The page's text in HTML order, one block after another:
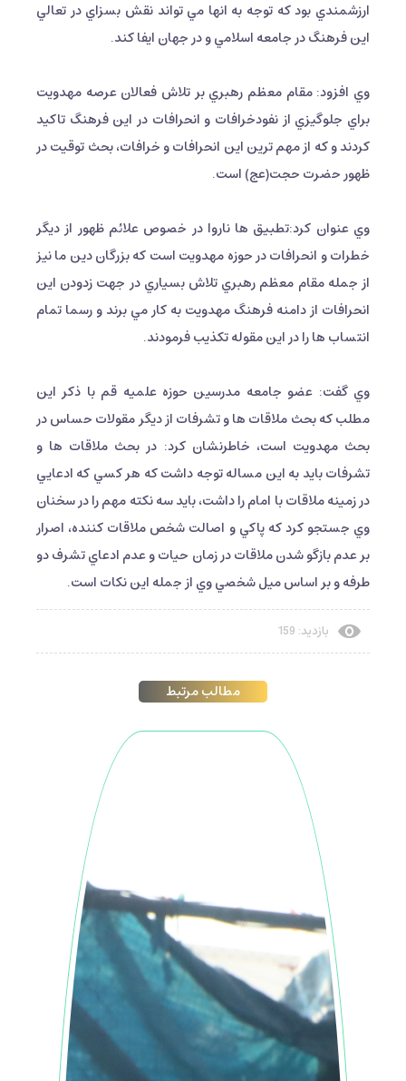
ارزشمندي بود كه توجه به انها مي تواند نقش بسزاي در تعالي
اين فرهنگ در جامعه اسلامي و در جهان ايفا كند.
وي افزود: مقام معظم رهبري بر تلاش فعالان عرصه مهدويت
براي جلوگيزي از نفودخرافات و انحرافات در اين فرهنگ تاكيد
كردند و كه از مهم ترين اين انحرافات و خرافات، بحث توقيت در
ظهور حضرت حجت(عج) است.
وي عنوان كرد:تطبيق ها ناروا در خصوص علائم ظهور از ديگر
خطرات و انحرافات در حوزه مهدويت است كه بزرگان دين ما نيز
از جمله مقام معظم رهبري تلاش بسياري در جهت زدودن اين
انحرافات از دامنه فرهنگ مهدويت به كار مي برند و رسما تمام
انتساب ها را در اين مقوله تكذيب فرمودند.
وي گفت: عضو جامعه مدرسين حوزه علميه قم با ذكر اين
مطلب كه بحث ملاقات ها و تشرفات از ديگر مقولات حساس در
بحث مهدويت است، خاطرنشان كرد: در بحث ملاقات ها و
تشرفات بايد به اين مساله توجه داشت كه هر كسي كه ادعايي
در زمينه ملاقات با امام را داشت، بايد سه نكته مهم را در سخنان
وي جستجو كرد كه پاكي و اصالت شخص ملاقات كننده، اصرار
بر عدم بازگو شدن ملاقات در زمان حيات و عدم ادعاي تشرف دو
طرفه و بر اساس ميل شخصي وي از جمله اين نكات است.
بازدید: 159
مطالب مرتبط